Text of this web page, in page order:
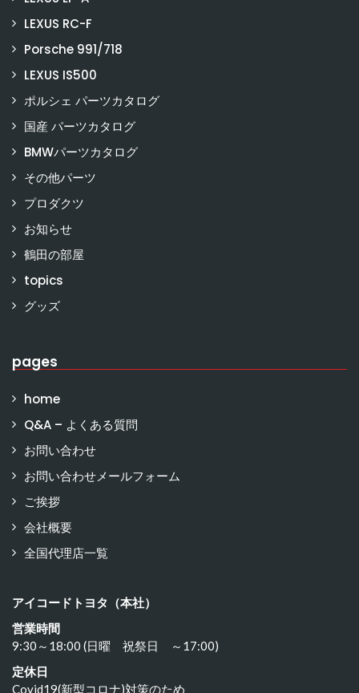
LEXUS RC-F
Porsche 991/718
LEXUS IS500
ポルシェ パーツカタログ
国産 パーツカタログ
BMWパーツカタログ
その他パーツ
プロダクツ
お知らせ
鶴田の部屋
topics
グッズ
pages
home
Q&A – よくある質問
お問い合わせ
お問い合わせメールフォーム
ご挨拶
会社概要
全国代理店一覧
アイコードトヨタ（本社）
営業時間
9:30～18:00 (日曜 祝祭日 ～17:00)
定休日
Covid19(新型コロナ)対策のため